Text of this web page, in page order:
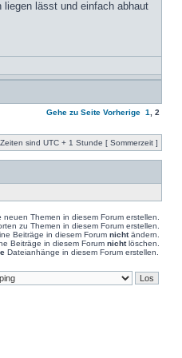
lässt und einfach abhaut
Gehe zu Seite Vorherige 1 2
sind UTC + 1 Stunde [ Sommerzeit ]
neuen Themen in diesem Forum erstellen.
zu Themen in diesem Forum erstellen.
Beiträge in diesem Forum nichtändern.
Beiträge in diesem Forum nichtlöschen.
Dateianhänge in diesem Forum erstellen.